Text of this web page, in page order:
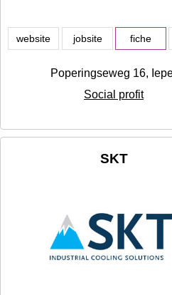
website jobsite fiche
Poperingseweg 16,
Social profit
SKT